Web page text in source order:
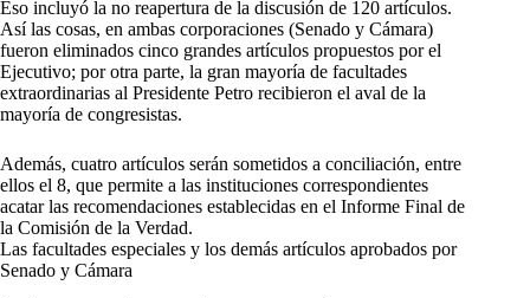
Eso incluyó la no reapertura de la discusión de 120 artículos.
Así las cosas, en ambas corporaciones (Senado y Cámara)
fueron eliminados cinco grandes artículos propuestos por el
Ejecutivo; por otra parte, la gran mayoría de facultades
extraordinarias al Presidente Petro recibieron el aval de la
mayoría de congresistas.
Además, cuatro artículos serán sometidos a conciliación, entre
ellos el 8, que permite a las instituciones correspondientes
acatar las recomendaciones establecidas en el Informe Final de
la Comisión de la Verdad.
Las facultades especiales y los demás artículos aprobados por
Senado y Cámara